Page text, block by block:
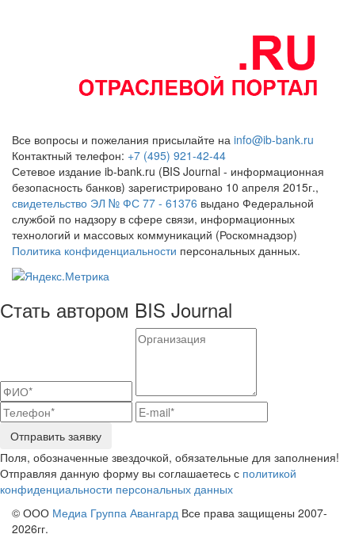
Все вопросы и пожелания присылайте на info@ib-bank.ru
Контактный телефон: +7 (495) 921-42-44
Сетевое издание ib-bank.ru (BIS Journal - информационная
безопасность банков) зарегистрировано 10 апреля 2015г.,
свидетельство ЭЛ № ФС 77 - 61376 выдано Федеральной
службой по надзору в сфере связи, информационных
технологий и массовых коммуникаций (Роскомнадзор)
Политика конфиденциальности персональных данных.
Стать автором BIS Journal
Отправить заявку
Поля, обозначенные звездочкой, обязательные для заполнения!
Отправляя данную форму вы соглашаетесь с политикой
конфиденциальности персональных данных
© ООО Медиа Группа Авангард Все права защищены 2007-
2026гг.